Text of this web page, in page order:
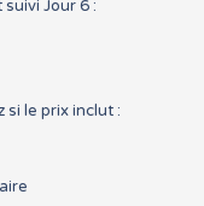
Jour 6 :
si le prix inclut :